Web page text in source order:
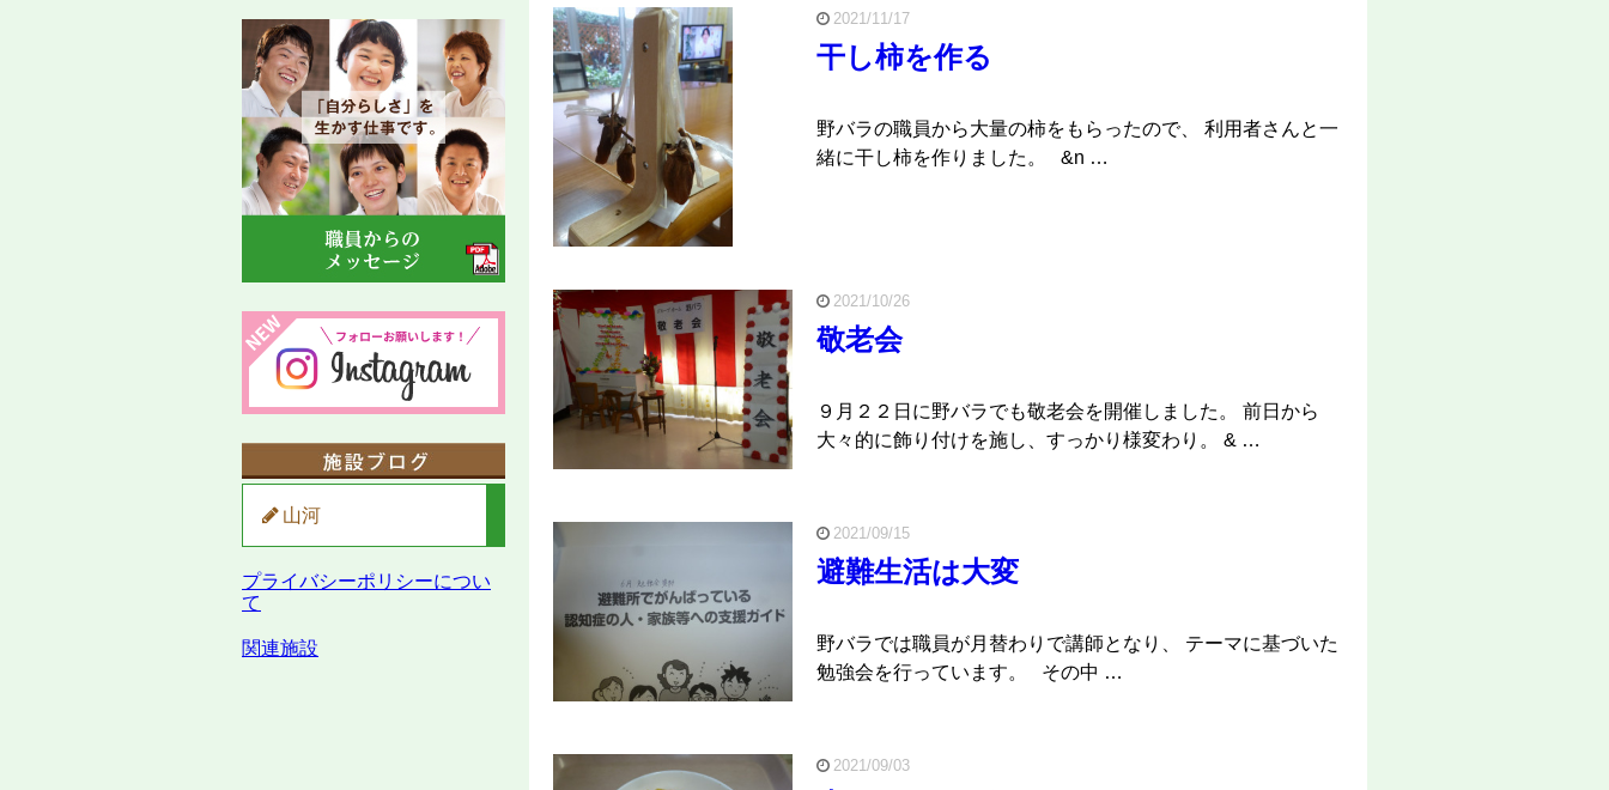
2021/11/17
干し柿を作る
野バラの職員から大量の柿をもらったので、 利用者さんと一
緒に干し柿を作りました。 &n …
2021/10/26
敬老会
９月２２日に野バラでも敬老会を開催しました。 前日から
大々的に飾り付けを施し、すっかり様変わり。 & …
2021/09/15
避難生活は大変
野バラでは職員が月替わりで講師となり、 テーマに基づいた
勉強会を行っています。 その中 …
2021/09/03
山河
プライバシーポリシーについ
て
関連施設